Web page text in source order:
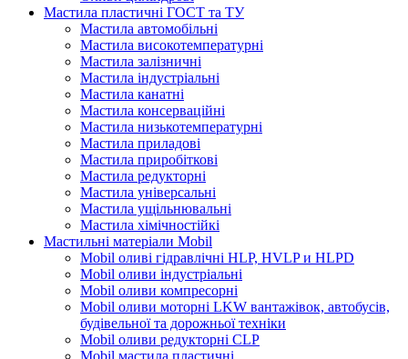
Мастила пластичні ГОСТ та ТУ
Мастила автомобільні
Мастила високотемпературні
Мастила залізничні
Мастила індустріальні
Мастила канатні
Мастила консерваційні
Мастила низькотемпературні
Мастила приладові
Мастила приробіткові
Мастила редукторні
Мастила універсальні
Мастила ущільнювальні
Мастила хімічностійкі
Мастильні матеріали Mobil
Mobil оливі гідравлічні HLP, HVLP и HLPD
Mobil оливи індустріальні
Mobil оливи компресорні
Mobil оливи моторні LKW вантажівок, автобусів,
будівельної та дорожньої техніки
Mobil оливи редукторні CLP
Mobil мастила пластичні